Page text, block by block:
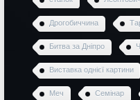
Дрогобиччина
Битва за Дніпро
Виставка однієї картини
Меч Семінар